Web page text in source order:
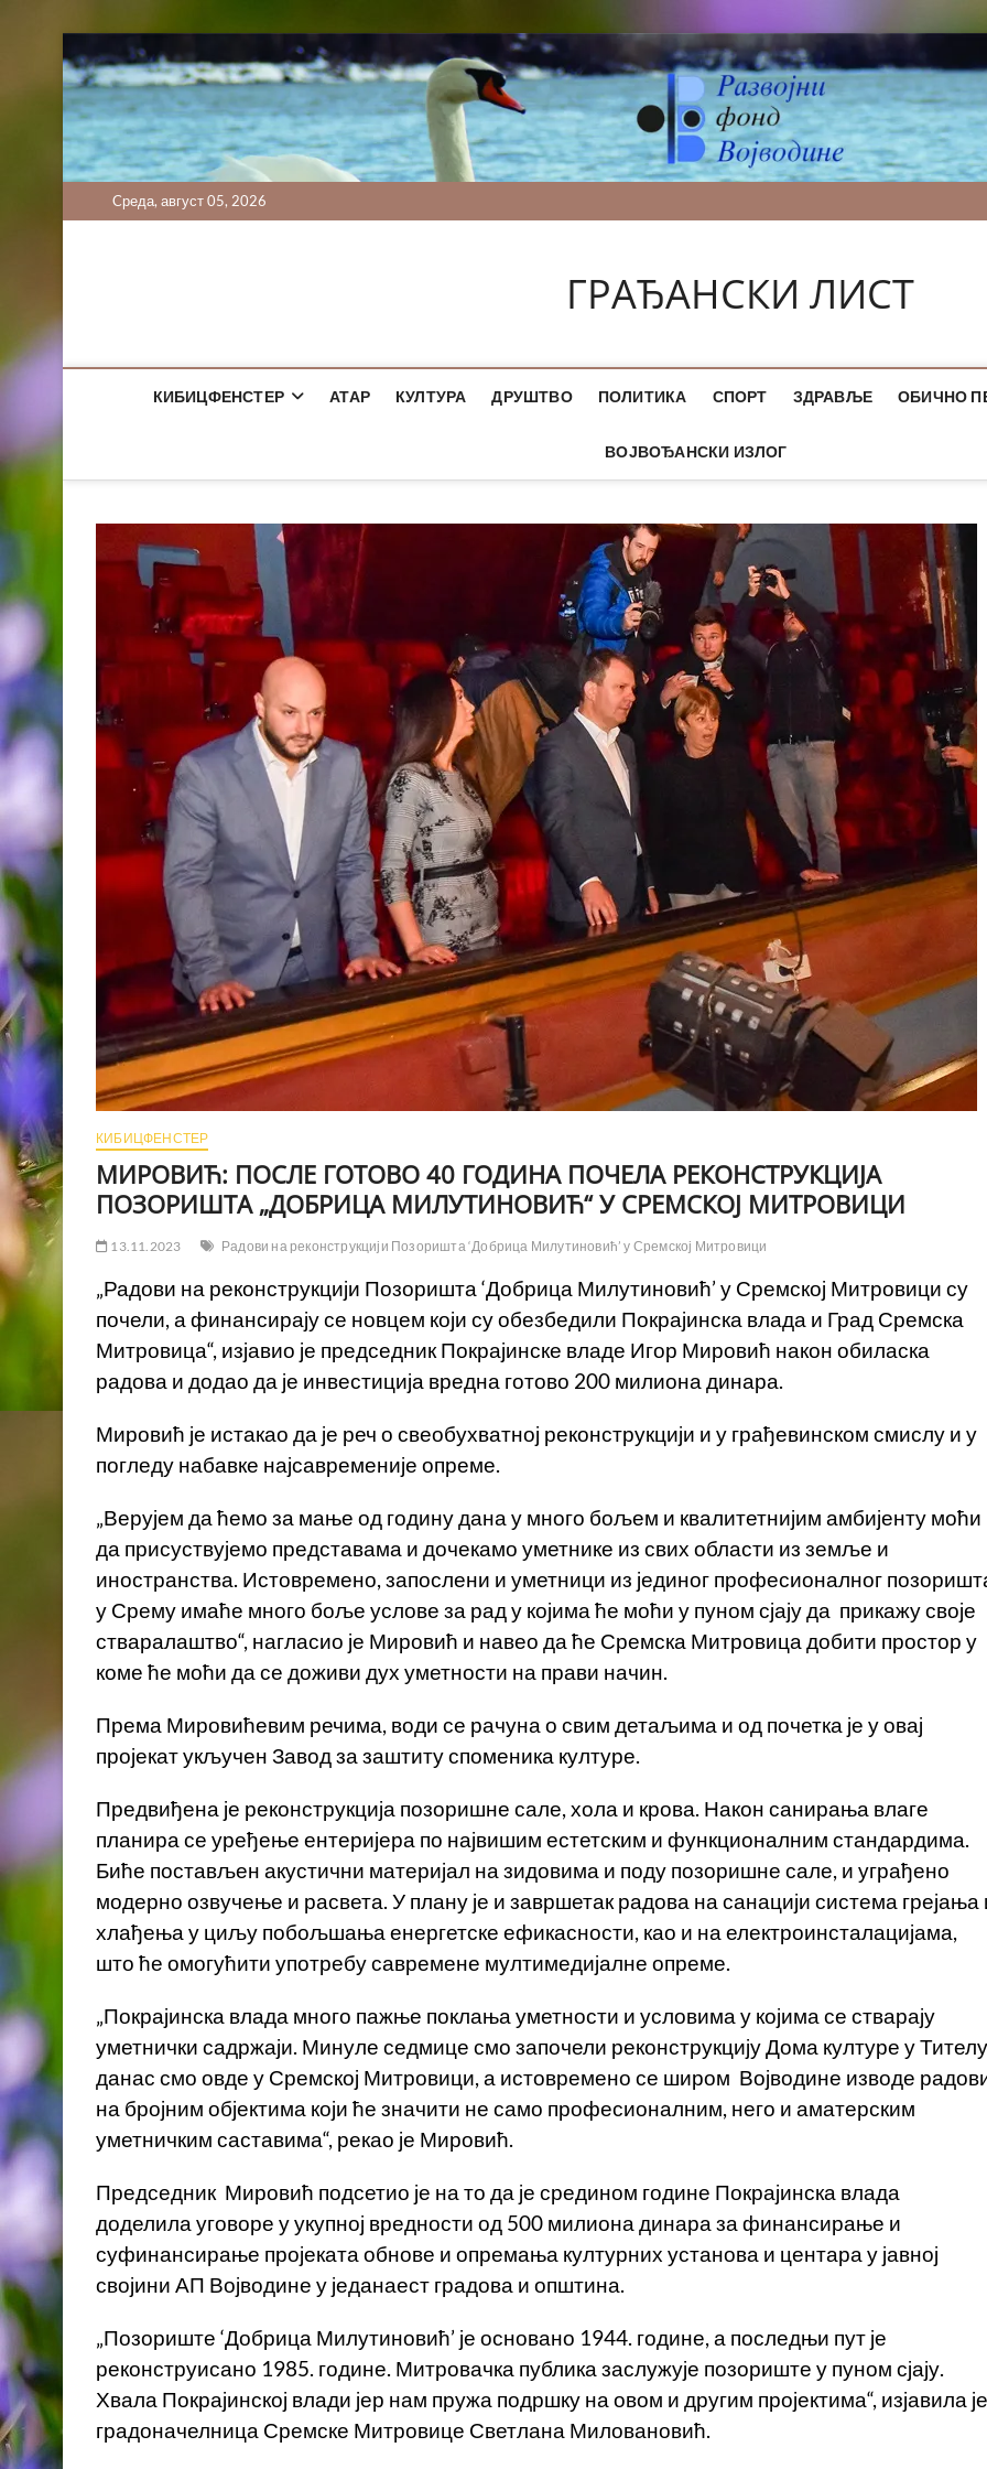
to
content
Cреда, август 05, 2026
ГРАЂАНСКИ ЛИСТ
КИБИЦФЕНСТЕР АТАР КУЛТУРА ДРУШТВО ПОЛИТИКА СПОРТ ЗДРАВЉЕ ОБИЧНО
ВОЈВОЂАНСКИ ИЗЛОГ
КИБИЦФЕНСТЕР
МИРОВИЋ: ПОСЛЕ ГОТОВО 40 ГОДИНА ПОЧЕЛА РЕКОНСТРУКЦИЈА
ПОЗОРИШТА „ДОБРИЦА МИЛУТИНОВИЋ“ У СРЕМСКОЈ МИТРОВИЦИ
13.11.2023 Радови на реконструкцији Позоришта ‘Добрица Милутиновић’ у Сремској Митровици
„Радови на реконструкцији Позоришта ‘Добрица Милутиновић’ у Сремској Митровици су
почели, а финансирају се новцем који су обезбедили Покрајинска влада и Град Сремска
Митровица“, изјавио је председник Покрајинске владе Игор Мировић након обиласка
радова и додао да је инвестиција вредна готово 200 милиона динара.
Мировић је истакао да је реч о свеобухватној реконструкцији и у грађевинском смислу и у
погледу набавке најсавременије опреме.
„Верујем да ћемо за мање од годину дана у много бољем и квалитетнијим амбијенту моћи
да присуствујемо представама и дочекамо уметнике из свих области из земље и
иностранства. Истовремено, запослени и уметници из јединог професионалног
у Срему имаће много боље услове за рад у којима ће моћи у пуном сјају да прикажу своје
стваралаштво“, нагласио је Мировић и навео да ће Сремска Митровица добити простор у
коме ће моћи да се доживи дух уметности на прави начин.
Према Мировићевим речима, води се рачуна о свим детаљима и од почетка је у овај
пројекат укључен Завод за заштиту споменика културе.
Предвиђена је реконструкција позоришне сале, хола и крова. Након санирања влаге
планира се уређење ентеријера по највишим естетским и функционалним стандардима.
Биће постављен акустични материјал на зидовима и поду позоришне сале, и уграђено
модерно озвучење и расвета. У плану је и завршетак радова на санацији система грејања
хлађења у циљу побољшања енергетске ефикасности, као и на електроинсталацијама,
што ће омогућити употребу савремене мултимедијалне опреме.
„Покрајинска влада много пажње поклања уметности и условима у којима се стварају
уметнички садржаји. Минуле седмице смо започели реконструкцију Дома културе у
данас смо овде у Сремској Митровици, а истовремено се широм Војводине изводе
на бројним објектима који ће значити не само професионалним, него и аматерским
уметничким саставима“, рекао је Мировић.
Председник Мировић подсетио је на то да је средином године Покрајинска влада
доделила уговоре у укупној вредности од 500 милиона динара за финансирање и
суфинансирање пројеката обнове и опремања културних установа и центара у јавној
својини АП Војводине у једанаест градова и општина.
„Позориште ‘Добрица Милутиновић’ је основано 1944. године, а последњи пут је
реконструисано 1985. године. Митровачка публика заслужује позориште у пуном сјају.
Хвала Покрајинској влади јер нам пружа подршку на овом и другим пројектима“, изјавила је
градоначелница Сремске Митровице Светлана Миловановић.